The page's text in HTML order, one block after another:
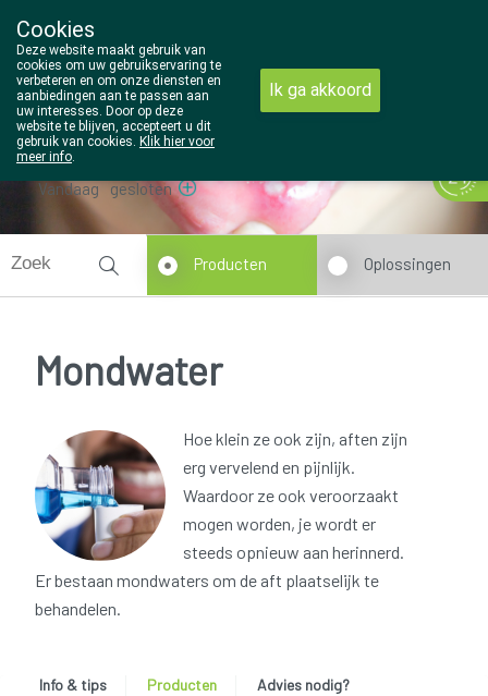
014/810298
Vandaag gesloten
Producten Oplossingen
Mondwater
Hoe klein ze ook zijn, aften zijn
erg vervelend en pijnlijk.
Waardoor ze ook veroorzaakt
mogen worden, je wordt er
steeds opnieuw aan herinnerd.
Er bestaan mondwaters om de aft plaatselijk te
behandelen.
Info & tips Producten Advies nodig?
Cookies
Deze website maakt gebruik van
cookies om uw gebruikservaring te
verbeteren en om onze diensten en
aanbiedingen aan te passen aan
uw interesses. Door op deze
website te blijven, accepteert u dit
gebruik van cookies. Klik hier voor
meer info.
Ik ga akkoord